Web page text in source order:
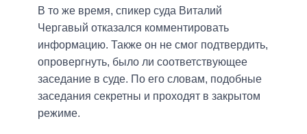
В то же время, спикер суда Виталий
Чергавый отказался комментировать
информацию. Также он не смог подтвердить,
опровергнуть, было ли соответствующее
заседание в суде. По его словам, подобные
заседания секретны и проходят в закрытом
режиме.